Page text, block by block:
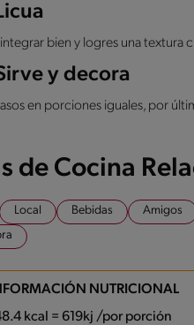
integrar bien y logres una textura
y decora
en porciones iguales, por
de Cocina
Local Bebidas Amigos
NUTRICIONAL
kcal = 619kj /por porción